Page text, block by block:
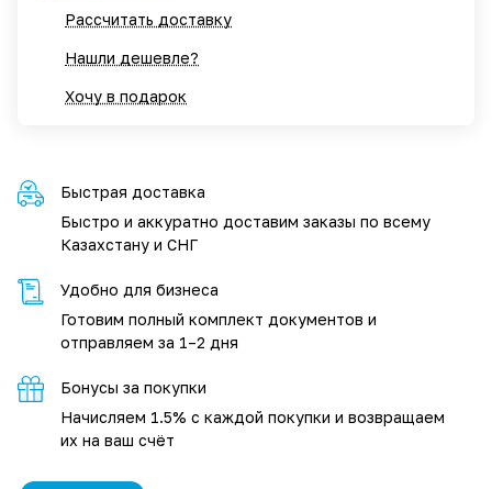
Рассчитать доставку
Нашли дешевле?
Хочу в подарок
Быстрая доставка
Быстро и аккуратно доставим заказы по всему
Казахстану и СНГ
Удобно для бизнеса
Готовим полный комплект документов и
отправляем за 1–2 дня
Бонусы за покупки
Начисляем 1.5% с каждой покупки и возвращаем
их на ваш счёт